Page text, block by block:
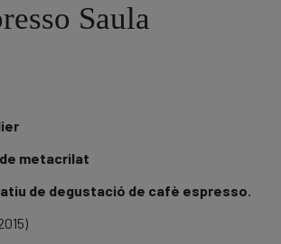
Saula
metacrilat
de degustació de cafè espresso.